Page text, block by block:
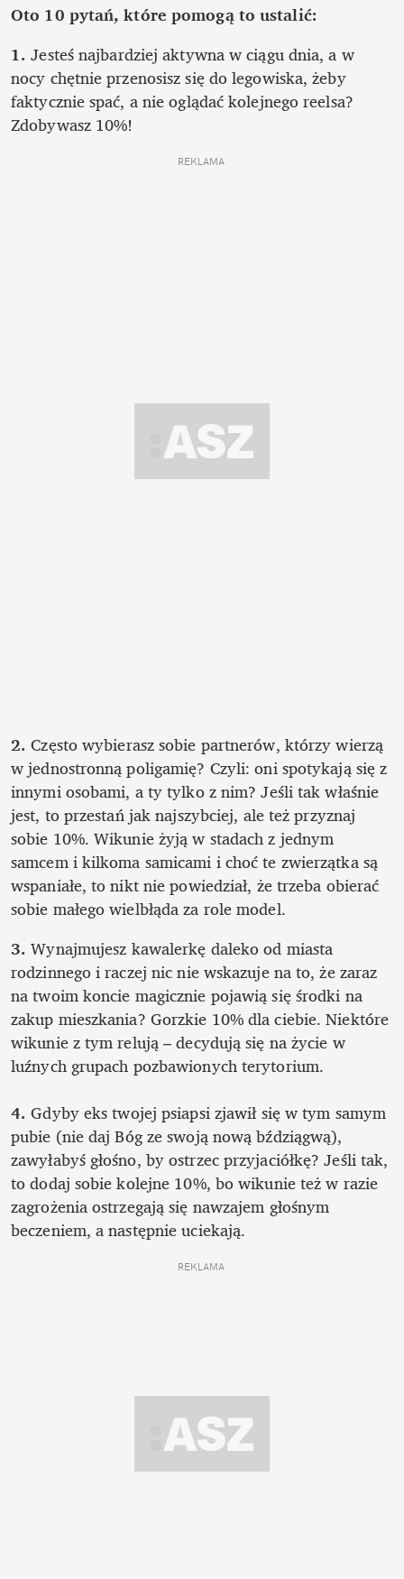
Oto 10 pytań, które pomogą to ustalić:
1. Jesteś najbardziej aktywna w ciągu dnia, a w
nocy chętnie przenosisz się do legowiska, żeby
faktycznie spać, a nie oglądać kolejnego reelsa?
Zdobywasz 10%!
REKLAMA
2. Często wybierasz sobie partnerów, którzy wierzą
w jednostronną poligamię? Czyli: oni spotykają się z
innymi osobami, a ty tylko z nim? Jeśli tak właśnie
jest, to przestań jak najszybciej, ale też przyznaj
sobie 10%. Wikunie żyją w stadach z jednym
samcem i kilkoma samicami i choć te zwierzątka są
wspaniałe, to nikt nie powiedział, że trzeba obierać
sobie małego wielbłąda za role model.
3. Wynajmujesz kawalerkę daleko od miasta
rodzinnego i raczej nic nie wskazuje na to, że zaraz
na twoim koncie magicznie pojawią się środki na
zakup mieszkania? Gorzkie 10% dla ciebie. Niektóre
wikunie z tym relują – decydują się na życie w
luźnych grupach pozbawionych terytorium.
4. Gdyby eks twojej psiapsi zjawił się w tym samym
pubie (nie daj Bóg ze swoją nową bździągwą),
zawyłabyś głośno, by ostrzec przyjaciółkę? Jeśli tak,
to dodaj sobie kolejne 10%, bo wikunie też w razie
zagrożenia ostrzegają się nawzajem głośnym
beczeniem, a następnie uciekają.
REKLAMA